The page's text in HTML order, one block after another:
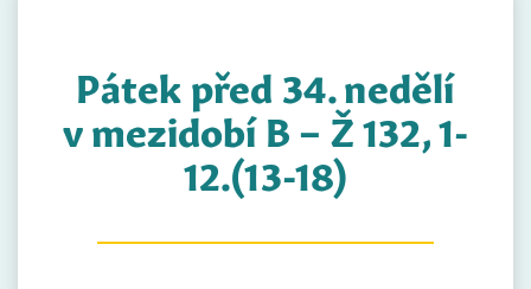
Pátek před 34. nedělí
v mezidobí B – Ž 132, 1-
12.(13-18)